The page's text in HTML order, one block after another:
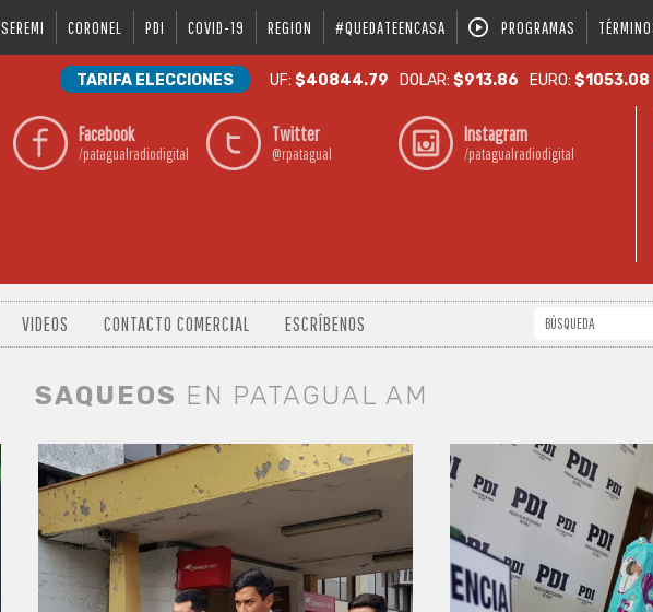
SEREMI CORONEL PDI COVID-19 REGION #QUEDATEENCASA PROGRAMAS
TARIFA ELECCIONES UF:$40844.79 DOLAR:$913.86 EURO:$1053.08
Facebook
/patagualradiodigital
Twitter
@rpatagual
Instagram
/patagualradiodigital
VIDEOS CONTACTO COMERCIAL ESCRÍBENOS
SAQUEOS EN PATAGUAL AM